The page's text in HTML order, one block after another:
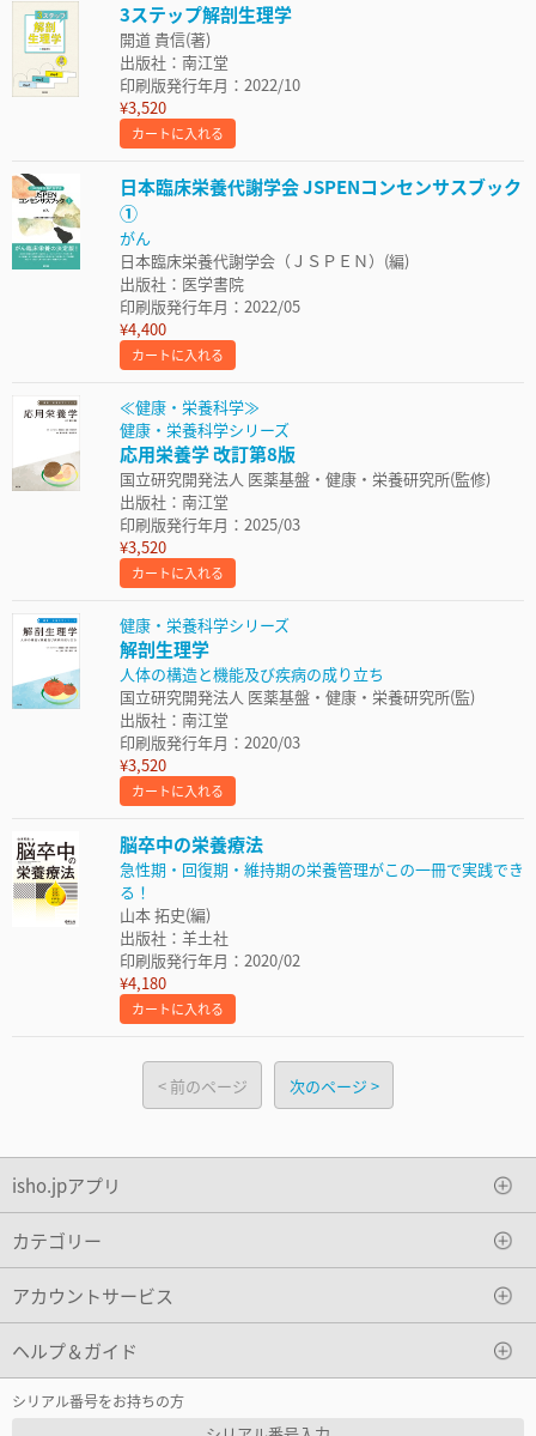
3ステップ解剖生理学
開道 貴信(著)
出版社：南江堂
印刷版発行年月：2022/10
¥3,520
カートに入れる
日本臨床栄養代謝学会 JSPENコンセンサスブック
①
がん
日本臨床栄養代謝学会（ＪＳＰＥＮ）(編)
出版社：医学書院
印刷版発行年月：2022/05
¥4,400
カートに入れる
≪健康・栄養科学≫
健康・栄養科学シリーズ
応用栄養学 改訂第8版
国立研究開発法人 医薬基盤・健康・栄養研究所(監修)
出版社：南江堂
印刷版発行年月：2025/03
¥3,520
カートに入れる
健康・栄養科学シリーズ
解剖生理学
人体の構造と機能及び疾病の成り立ち
国立研究開発法人 医薬基盤・健康・栄養研究所(監)
出版社：南江堂
印刷版発行年月：2020/03
¥3,520
カートに入れる
脳卒中の栄養療法
急性期・回復期・維持期の栄養管理がこの一冊で実践でき
る！
山本 拓史(編)
出版社：羊土社
印刷版発行年月：2020/02
¥4,180
カートに入れる
前のページ 次のページ
isho.jpアプリ
カテゴリー
アカウントサービス
ヘルプ＆ガイド
シリアル番号をお持ちの方